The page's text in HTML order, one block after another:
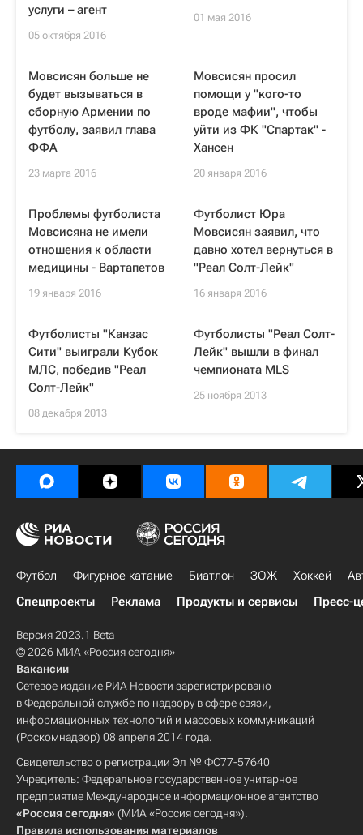
услуги – агент
05 октября 2016
01 мая 2016
Мовсисян больше не
будет вызываться в
сборную Армении по
футболу, заявил глава
ФФА
23 марта 2016
Мовсисян просил
помощи у "кого-то
вроде мафии", чтобы
уйти из ФК "Спартак" -
Хансен
20 января 2016
Проблемы футболиста
Мовсисяна не имели
отношения к области
медицины - Вартапетов
19 января 2016
Футболист Юра
Мовсисян заявил, что
давно хотел вернуться в
"Реал Солт-Лейк"
16 января 2016
Футболисты "Канзас
Сити" выиграли Кубок
МЛС, победив "Реал
Солт-Лейк"
08 декабря 2013
Футболисты "Реал Солт-
Лейк" вышли в финал
чемпионата MLS
25 ноября 2013
Футбол Фигурное катание Биатлон ЗОЖ Хоккей
Спецпроекты
Реклама Продукты и сервисы Пресс-
Версия 2023.1 Beta
© 2026 МИА «Россия сегодня»
Вакансии
Сетевое издание РИА Новости зарегистрировано
в Федеральной службе по надзору в сфере связи,
информационных технологий и массовых коммуникаций
(Роскомнадзор) 08 апреля 2014 года.
Свидетельство о регистрации Эл № ФС77-57640
Учредитель: Федеральное государственное унитарное
предприятие Международное информационное агентство
«Россия сегодня» (МИА «Россия сегодня»).
Правила использования материалов